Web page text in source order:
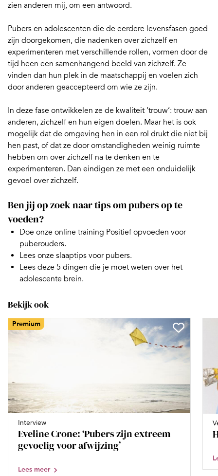
zien anderen mij, om een antwoord.
Pubers en adolescenten die de eerdere levensfasen goed
zijn doorgekomen, die nadenken over zichzelf en
experimenteren met verschillende rollen, vormen door de
tijd heen een samenhangend beeld van zichzelf. Ze
vinden dan hun plek in de maatschappij en voelen zich
door anderen geaccepteerd om wie ze zijn.
In deze fase ontwikkelen ze de kwaliteit ‘trouw’: trouw aan
anderen, zichzelf en hun eigen doelen. Maar het is ook
mogelijk dat de omgeving hen in een rol drukt die niet bij
hen past, of dat ze door omstandigheden weinig ruimte
hebben om over zichzelf na te denken en te
experimenteren. Dan eindigen ze met een onduidelijk
gevoel over zichzelf.
Ben jij op zoek naar tips om pubers op te
voeden?
Doe onze online training Positief opvoeden voor
puberouders.
Lees onze slaaptips voor pubers.
Lees deze 5 dingen die je moet weten over het
adolescente brein.
Bekijk ook
Premium
Interview
Eveline Crone: ‘Pubers zijn extreem
gevoelig voor afwijzing’
Lees meer